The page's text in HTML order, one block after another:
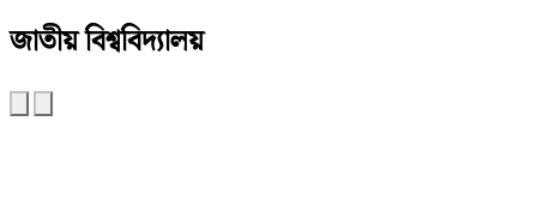
জাতীয় বিশ্ববিদ্যালয়